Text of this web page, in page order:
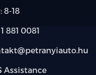
minden üléssorban
8-18
881 0081
Assistance